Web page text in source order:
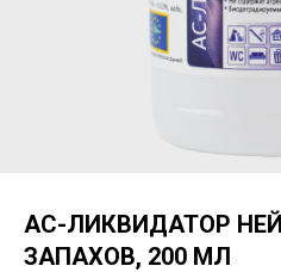
АС-ЛИКВИДАТОР
ЗАПАХОВ, 200 МЛ